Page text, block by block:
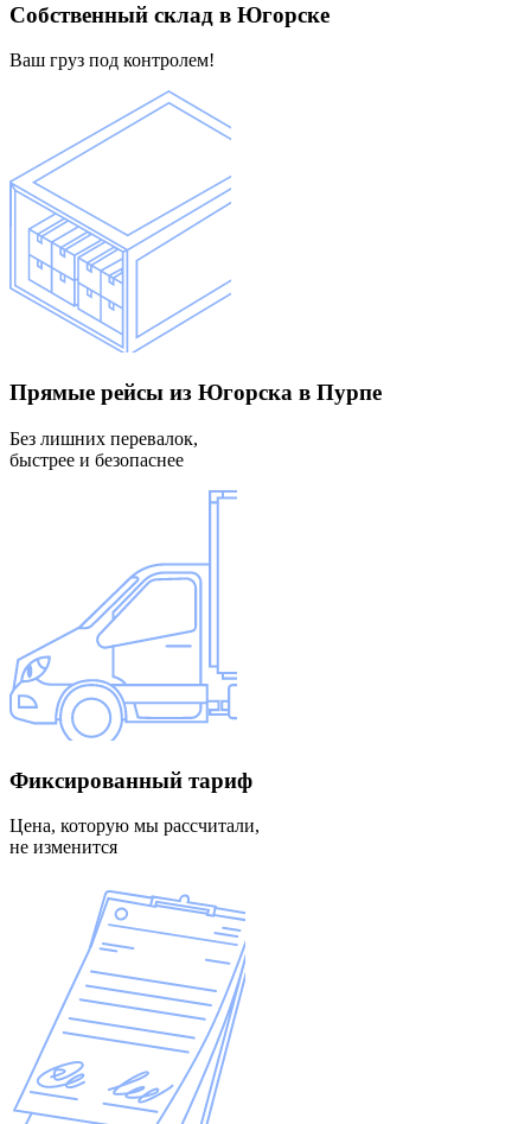
Собственный склад в Югорске
Ваш груз под контролем!
Прямые рейсы из Югорска в Пурпе
Без лишних перевалок,
быстрее и безопаснее
Фиксированный тариф
Цена, которую мы рассчитали,
не изменится